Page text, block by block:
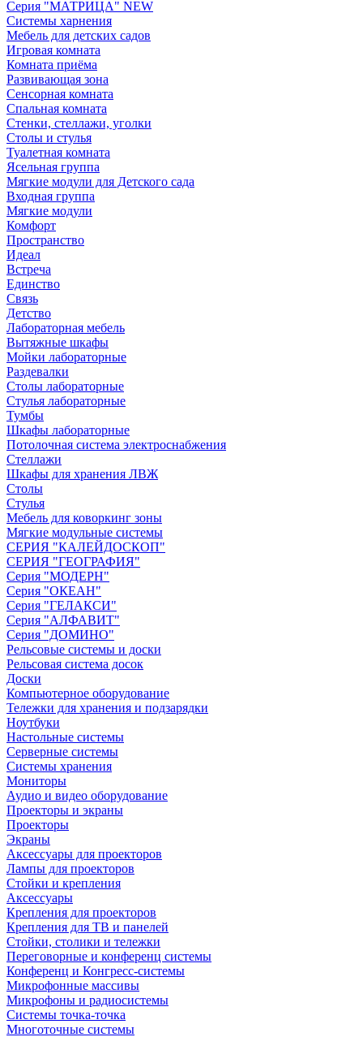
Серия "МАТРИЦА" NEW
Системы харнения
Мебель для детских садов
Игровая комната
Комната приёма
Развивающая зона
Сенсорная комната
Спальная комната
Стенки, стеллажи, уголки
Столы и стулья
Туалетная комната
Ясельная группа
Мягкие модули для Детского сада
Входная группа
Мягкие модули
Комфорт
Пространство
Идеал
Встреча
Единство
Связь
Детство
Лабораторная мебель
Вытяжные шкафы
Мойки лабораторные
Раздевалки
Столы лабораторные
Стулья лабораторные
Тумбы
Шкафы лабораторные
Потолочная система электроснабжения
Стеллажи
Шкафы для хранения ЛВЖ
Столы
Стулья
Мебель для коворкинг зоны
Мягкие модульные системы
СЕРИЯ "КАЛЕЙДОСКОП"
СЕРИЯ "ГЕОГРАФИЯ"
Серия "МОДЕРН"
Серия "ОКЕАН"
Серия "ГЕЛАКСИ"
Серия "АЛФАВИТ"
Серия "ДОМИНО"
Рельсовые системы и доски
Рельсовая система досок
Доски
Компьютерное оборудование
Тележки для хранения и подзарядки
Ноутбуки
Настольные системы
Серверные системы
Системы хранения
Мониторы
Аудио и видео оборудование
Проекторы и экраны
Проекторы
Экраны
Аксессуары для проекторов
Лампы для проекторов
Стойки и крепления
Аксессуары
Крепления для проекторов
Крепления для ТВ и панелей
Стойки, столики и тележки
Переговорные и конференц системы
Конференц и Конгресс-системы
Микрофонные массивы
Микрофоны и радиосистемы
Системы точка-точка
Многоточные системы